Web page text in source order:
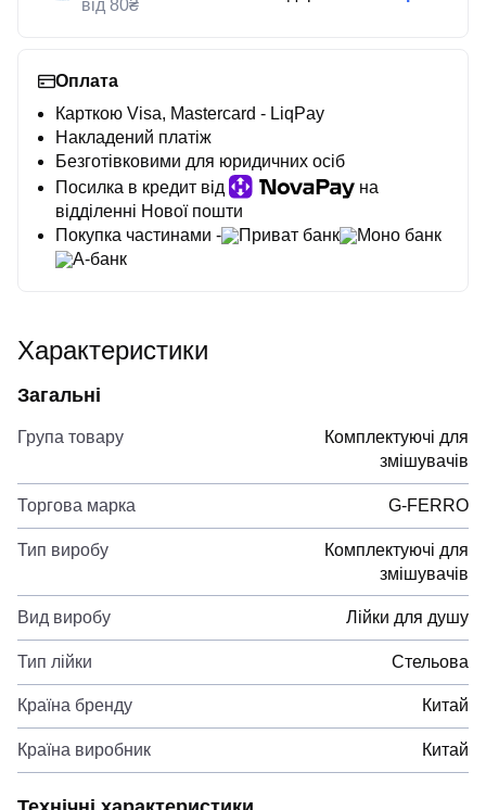
від 80₴
Оплата
Карткою Visa, Mastercard - LiqPay
Накладений платіж
Безготівковими для юридичних осіб
Посилка в кредит від
на
відділенні Нової пошти
Покупка частинами -
Приват банк
Моно банк
А-банк
Характеристики
Загальні
Група товару
Комплектуючі для
змішувачів
Торгова марка G-FERRO
Тип виробу
Комплектуючі для
змішувачів
Вид виробу Лійки для душу
Тип лійки Стельова
Країна бренду Китай
Країна виробник Китай